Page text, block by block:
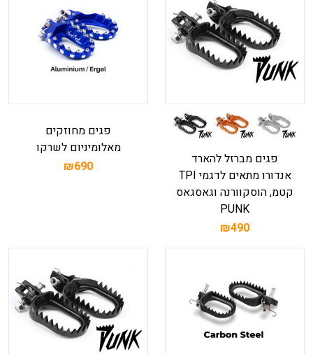
פגים מברזל להארד
אנדורו מתאים לדגמי TPI
קטמ, הוסקוורנה וגאסגאס
PUNK
₪490
פגים מחוזקים
מאלומיניום לשרקו
₪690